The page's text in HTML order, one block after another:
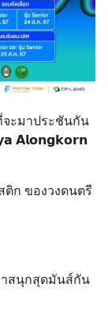
ะมาประชันกัน
𝗔𝗹𝗼𝗻𝗴𝗸𝗼𝗿𝗻
ติก ของวงดนตรี
าสนุกสุดมันส์กัน